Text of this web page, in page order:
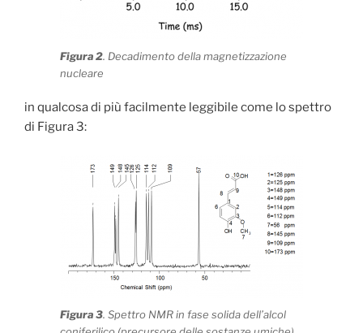
Figura 2. Decadimento della magnetizzazione
nucleare
in qualcosa di più facilmente leggibile come lo spettro
di Figura 3:
Figura 3. Spettro NMR in fase solida dell’alcol